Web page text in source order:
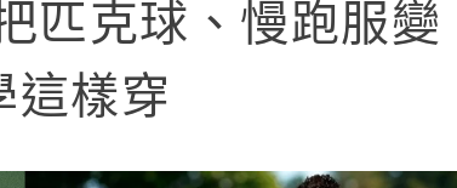
匹克球、慢跑服變
這樣穿